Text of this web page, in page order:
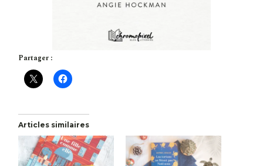
Partager :
Articles similaires